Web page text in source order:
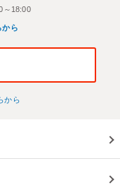
～18:00
から
から